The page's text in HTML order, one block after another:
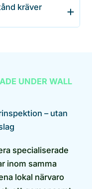
kräver
UNDER WALL
– utan
specialiserade
inom samma
lokal närvaro